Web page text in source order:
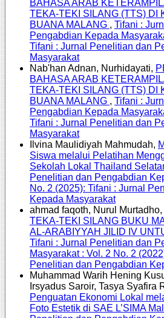
BAHASA ARAB
TEKA-TEKI SILANG (TTS) DI
BUANA MALANG , Tifani :
Pengabdian Kepada
Tifani : Jurnal Penelitian dan
Masyarakat
Nab'han Adnan, Nurhidayati,
BAHASA ARAB
TEKA-TEKI SILANG (TTS) DI
BUANA MALANG , Tifani :
Pengabdian Kepada
Tifani : Jurnal Penelitian dan
Masyarakat
Ilvina Maulidiyah Mahmudah,
Siswa melalui Pelatihan
Sekolah Lokal Thailand
Penelitian dan Pengabdian
No. 2 (2025): Tifani : Jurnal
Kepada Masyarakat
ahmad faqoth, Nurul Murtadho,
TEKA-TEKI SILANG BUKU
AL-ARABIYYAH JILID IV
Tifani : Jurnal Penelitian dan
Masyarakat : Vol. 2 No. 2
Penelitian dan Pengabdian
Muhammad Warih Hening
Irsyadus Saroir, Tasya Syafira
Penguatan Ekonomi Lokal
Foto Estetik di SAE L’SIMA